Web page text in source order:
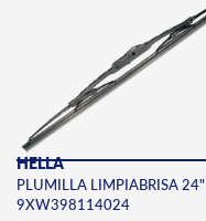
HELLA
PLUMILLA LIMPIABRISA 24"
9XW398114024